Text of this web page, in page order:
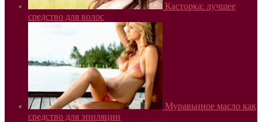
Касторка: лучшее
средство для волос
Муравьиное масло как
средство для эпиляции